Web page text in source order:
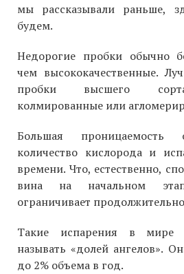
мы рассказывали раньше,
будем.
Недорогие пробки обычно
чем высококачественные.
пробки высшего
колмированные или
Большая проницаемость
количество кислорода и
времени. Что, естественно,
вина на начальном
ограничивает
Такие испарения в мире
называть «долей ангелов».
до 2% объема в год.